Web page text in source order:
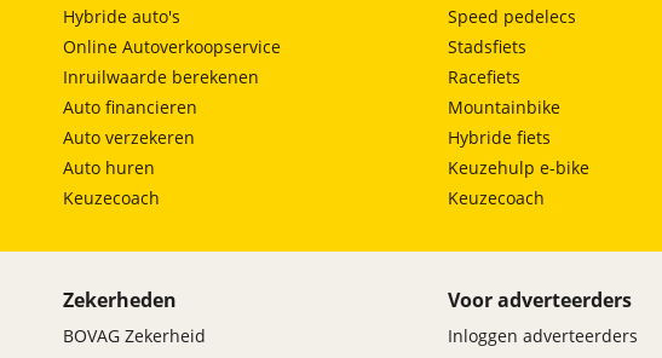
Hybride auto's
Online Autoverkoopservice
Inruilwaarde berekenen
Auto financieren
Auto verzekeren
Auto huren
Keuzecoach
Speed pedelecs
Stadsfiets
Racefiets
Mountainbike
Hybride fiets
Keuzehulp e-bike
Keuzecoach
Zekerheden
BOVAG Zekerheid
Voor adverteerders
Inloggen adverteerders